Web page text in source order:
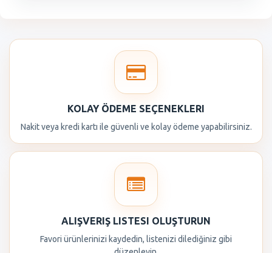
KOLAY ÖDEME SEÇENEKLERI
Nakit veya kredi kartı ile güvenli ve kolay ödeme yapabilirsiniz.
ALIŞVERIŞ LISTESI OLUŞTURUN
Favori ürünlerinizi kaydedin, listenizi dilediğiniz gibi